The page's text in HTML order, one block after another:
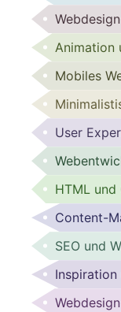
Animation
Mobiles
User
HTML und
Content-
SEO und
Inspiration